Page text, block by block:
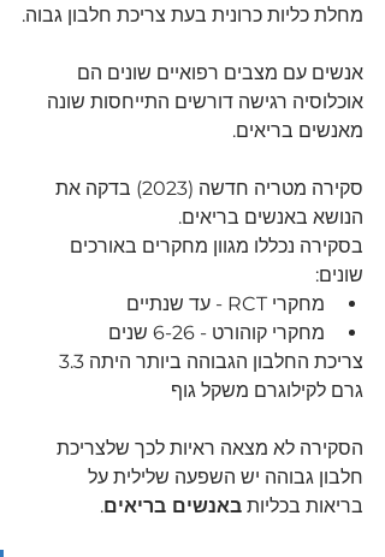
מחלת כליות כרונית בעת צריכת חלבון גבוה.
אנשים עם מצבים רפואיים שונים הם
אוכלוסיה רגישה דורשים התייחסות שונה
מאנשים בריאים.
סקירה מטריה חדשה (2023) בדקה את
הנושא באנשים בריאים.
בסקירה נכללו מגוון מחקרים באורכים
שונים:
מחקרי RCT - עד שנתיים
מחקרי קוהורט - 6-26 שנים
גרם לקילוגרם משקל גוף
הסקירה לא מצאה ראיות לכך שלצריכת
חלבון גבוהה יש השפעה שלילית על
בריאות בכליות באנשים בריאים.